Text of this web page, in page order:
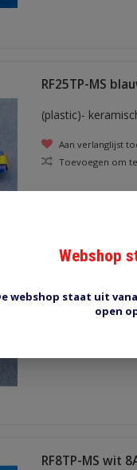
RF25TP-MS
(plastic)-
Aan verlanglijst
Toevoegen om
(plastic)-
RF8TP-MS wit
Webshop
webshop staat uit
open